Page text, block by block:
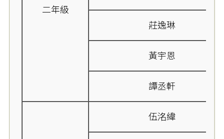
二年級
莊逸琳
黃宇恩
譚丞軒
伍洺緯